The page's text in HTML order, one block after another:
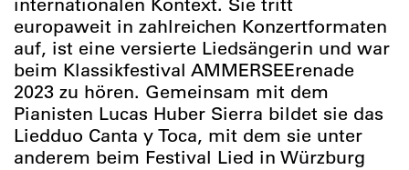
europaweit in zahlreichen Konzertformaten
auf, ist eine versierte Liedsängerin und war
beim Klassikfestival AMMERSEErenade
2023 zu hören. Gemeinsam mit dem
Pianisten Lucas Huber Sierra bildet sie das
Liedduo Canta y Toca, mit dem sie unter
anderem beim Festival Lied in Würzburg